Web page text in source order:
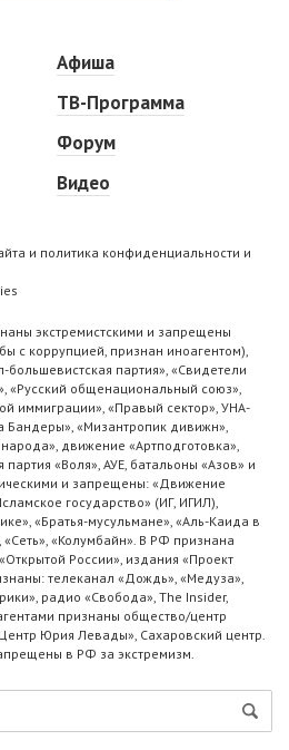
Афиша
ТВ-Программа
Форум
Видео
и политика конфиденциальности и
экстремистскими и запрещены
с коррупцией, признан иноагентом),
партия», «Свидетели
«Русский общенациональный союз»,
иммиграции», «Правый сектор», УНА-
Бандеры», «Мизантропик дивижн»,
движение «Артподготовка»,
«Воля», АУЕ, батальоны «Азов» и
и запрещены: «Движение
государство» (ИГ, ИГИЛ),
«Братья-мусульмане», «Аль-Каида в
«Колумбайн». В РФ признана
России», издания «Проект
телеканал «Дождь», «Медуза»,
радио «Свобода», The Insider,
признаны общество/центр
Юрия Левады», Сахаровский центр.
в РФ за экстремизм.